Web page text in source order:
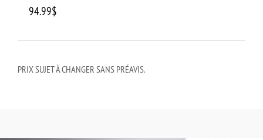
94.99$
PRIX SUJET À CHANGER SANS PRÉAVIS.